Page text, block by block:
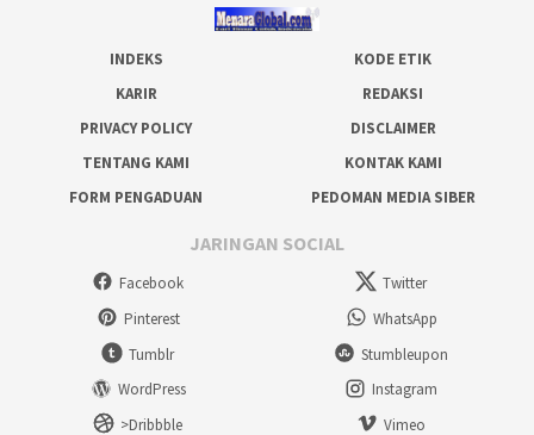
INDEKS
KODE ETIK
KARIR
REDAKSI
PRIVACY POLICY
DISCLAIMER
TENTANG KAMI
KONTAK KAMI
FORM PENGADUAN
PEDOMAN MEDIA SIBER
JARINGAN SOCIAL
Facebook
Twitter
Pinterest
WhatsApp
Tumblr
Stumbleupon
WordPress
Instagram
>Dribbble
Vimeo